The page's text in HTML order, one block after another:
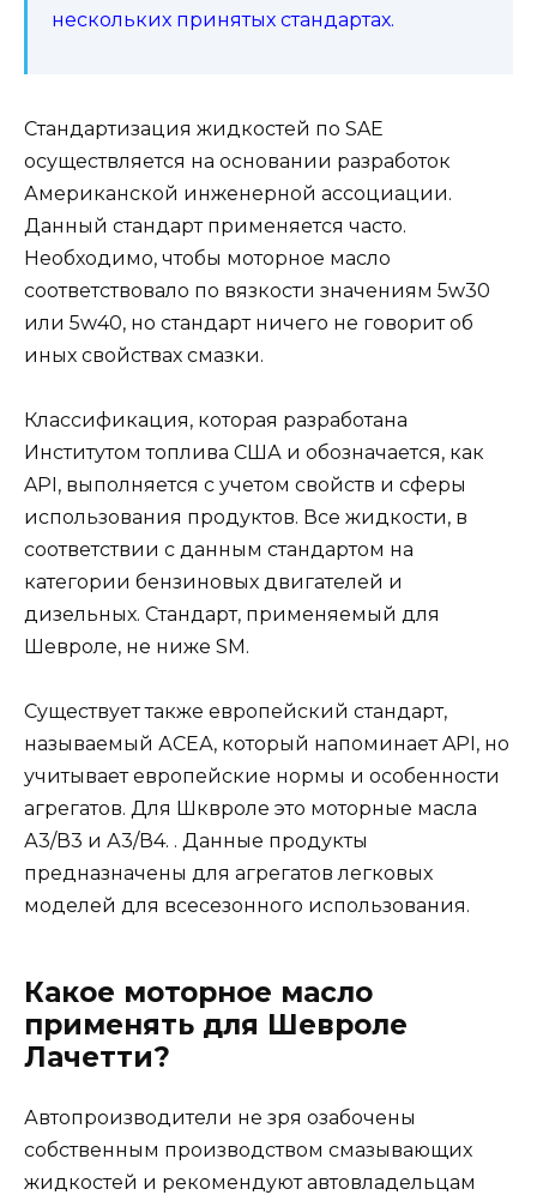
нескольких принятых стандартах.
Стандартизация жидкостей по SAE
осуществляется на основании разработок
Американской инженерной ассоциации.
Данный стандарт применяется часто.
Необходимо, чтобы моторное масло
соответствовало по вязкости значениям 5w30
или 5w40, но стандарт ничего не говорит об
иных свойствах смазки.
Классификация, которая разработана
Институтом топлива США и обозначается, как
API, выполняется с учетом свойств и сферы
использования продуктов. Все жидкости, в
соответствии с данным стандартом на
категории бензиновых двигателей и
дизельных. Стандарт, применяемый для
Шевроле, не ниже SM.
Существует также европейский стандарт,
называемый АСЕА, который напоминает API, но
учитывает европейские нормы и особенности
агрегатов. Для Шквроле это моторные масла
А3/В3 и А3/В4. . Данные продукты
предназначены для агрегатов легковых
моделей для всесезонного использования.
Какое моторное масло
применять для Шевроле
Лачетти?
Автопроизводители не зря озабочены
собственным производством смазывающих
жидкостей и рекомендуют автовладельцам